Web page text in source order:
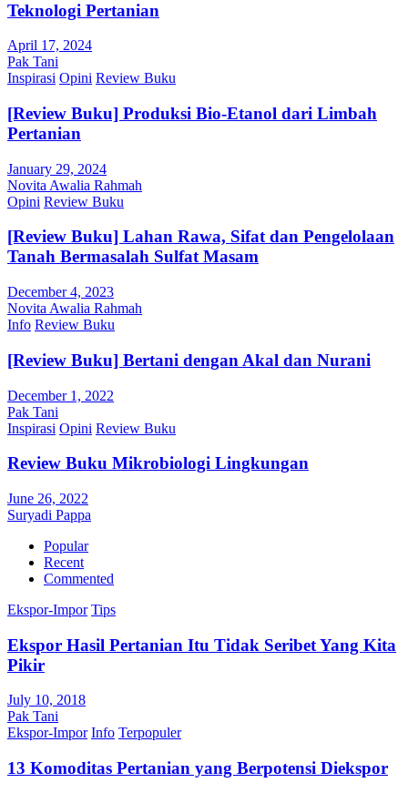
Teknologi Pertanian
April 17, 2024
Pak Tani
Inspirasi Opini Review Buku
[Review Buku] Produksi Bio-Etanol dari Limbah
Pertanian
January 29, 2024
Novita Awalia Rahmah
Opini Review Buku
[Review Buku] Lahan Rawa, Sifat dan Pengelolaan
Tanah Bermasalah Sulfat Masam
December 4, 2023
Novita Awalia Rahmah
Info Review Buku
[Review Buku] Bertani dengan Akal dan Nurani
December 1, 2022
Pak Tani
Inspirasi Opini Review Buku
Review Buku Mikrobiologi Lingkungan
June 26, 2022
Suryadi Pappa
Popular
Recent
Commented
Ekspor-Impor Tips
Ekspor Hasil Pertanian Itu Tidak Seribet Yang Kita
Pikir
July 10, 2018
Pak Tani
Ekspor-Impor Info Terpopuler
13 Komoditas Pertanian yang Berpotensi Diekspor